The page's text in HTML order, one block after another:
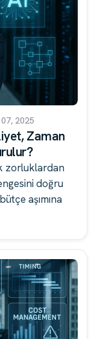
2025
Zaman
zorluklardan
doğru
aşımına